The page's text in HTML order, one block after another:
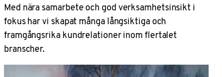
Med nära samarbete och god verksamhetsinsikt i
fokus har vi skapat många långsiktiga och
framgångsrika kundrelationer inom flertalet
branscher.